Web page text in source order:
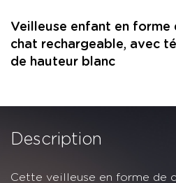
Veilleuse enfant en forme
chat rechargeable, avec
de hauteur blanc
Description
Cette veilleuse en forme de